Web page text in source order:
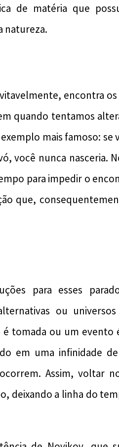
de matéria que
natureza.
encontra os
quando tentamos
mais famoso: se
você nunca nasceria.
para impedir o
que,
para esses
ou universos
é tomada ou um evento
em uma infinidade
Assim, voltar
deixando a linha do